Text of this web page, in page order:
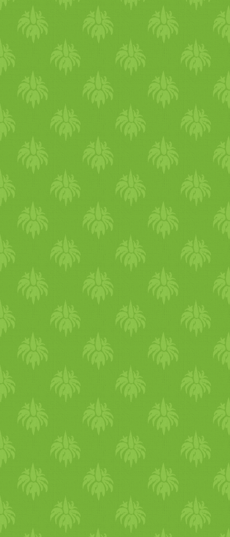
fesztiválok, de a Vata-k
hamar kimerülnek ha
túlhajszolják magukat.
Érdemes fix napi rutint
tartaniuk, eleget aludni és
rendszeresen étkezni. Napi
rutin Érdemes korábban
ébredni, mint az év más
időszakaiban és akár egy
kicsit később is fekhetünk. A
reggeli szájápolási rutin után
kezd a reggelt egy hűsítő
kellemes zuhannyal, hogy az
éjszakai izzadást
következményeitől
megszabadulj és frissen
induljon a nap. Jöhet egy
pohár langyos víz. A kora
reggeli és késő esti hűvösebb